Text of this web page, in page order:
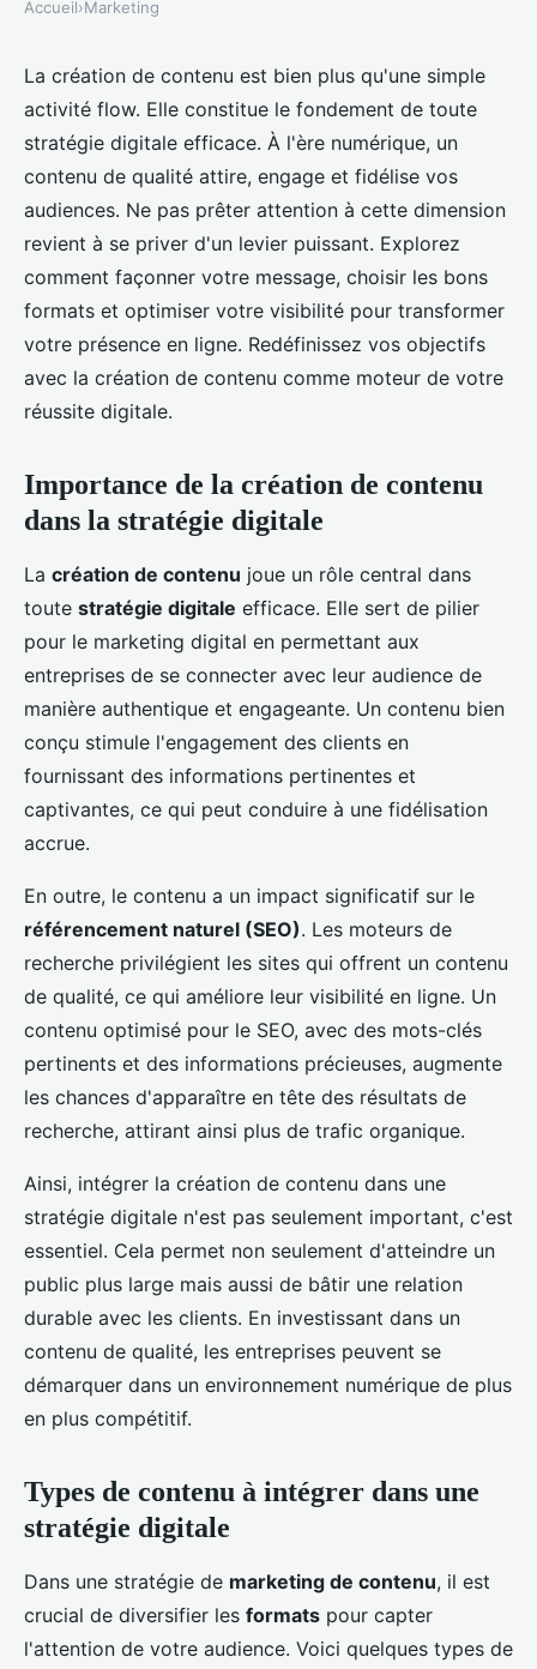
Création de contenu : pilier de la
stratégie digitale
Maxime• 9 octobre 2024•8 min de lecture
Accueil›Marketing
La création de contenu est bien plus qu'une simple
activité flow. Elle constitue le fondement de toute
stratégie digitale efficace. À l'ère numérique, un
contenu de qualité attire, engage et fidélise vos
audiences. Ne pas prêter attention à cette dimension
revient à se priver d'un levier puissant. Explorez
comment façonner votre message, choisir les bons
formats et optimiser votre visibilité pour transformer
votre présence en ligne. Redéfinissez vos objectifs
avec la création de contenu comme moteur de votre
réussite digitale.
Importance de la création de contenu
dans la stratégie digitale
La création de contenu joue un rôle central dans
toute stratégie digitale efficace. Elle sert de pilier
pour le marketing digital en permettant aux
entreprises de se connecter avec leur audience de
manière authentique et engageante. Un contenu bien
conçu stimule l'engagement des clients en
fournissant des informations pertinentes et
captivantes, ce qui peut conduire à une fidélisation
accrue.
En outre, le contenu a un impact significatif sur le
référencement naturel (SEO). Les moteurs de
recherche privilégient les sites qui offrent un contenu
de qualité, ce qui améliore leur visibilité en ligne. Un
contenu optimisé pour le SEO, avec des mots-clés
pertinents et des informations précieuses, augmente
les chances d'apparaître en tête des résultats de
recherche, attirant ainsi plus de trafic organique.
Ainsi, intégrer la création de contenu dans une
stratégie digitale n'est pas seulement important, c'est
essentiel. Cela permet non seulement d'atteindre un
public plus large mais aussi de bâtir une relation
durable avec les clients. En investissant dans un
contenu de qualité, les entreprises peuvent se
démarquer dans un environnement numérique de plus
en plus compétitif.
Types de contenu à intégrer dans une
stratégie digitale
Dans une stratégie de marketing de contenu, il est
crucial de diversifier les formats pour capter
l'attention de votre audience. Voici quelques types de